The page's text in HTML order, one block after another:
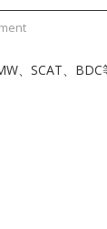
、SCAT、